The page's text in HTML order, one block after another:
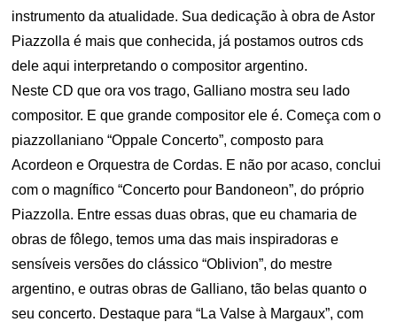
instrumento da atualidade. Sua dedicação à obra de Astor
Piazzolla é mais que conhecida, já postamos outros cds
dele aqui interpretando o compositor argentino.
Neste CD que ora vos trago, Galliano mostra seu lado
compositor. E que grande compositor ele é. Começa com o
piazzollaniano “Oppale Concerto”, composto para
Acordeon e Orquestra de Cordas. E não por acaso, conclui
com o magnífico “Concerto pour Bandoneon”, do próprio
Piazzolla. Entre essas duas obras, que eu chamaria de
obras de fôlego, temos uma das mais inspiradoras e
sensíveis versões do clássico “Oblivion”, do mestre
argentino, e outras obras de Galliano, tão belas quanto o
seu concerto. Destaque para “La Valse à Margaux”, com